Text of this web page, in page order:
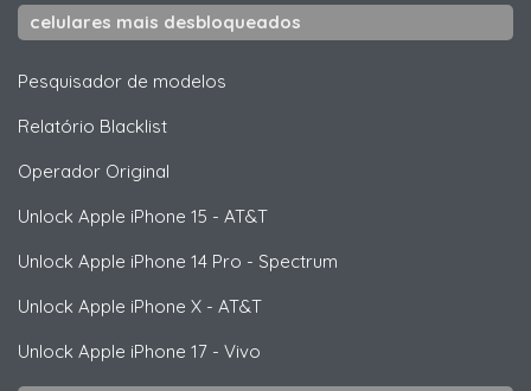
celulares mais desbloqueados
Pesquisador de modelos
Relatório Blacklist
Operador Original
Unlock Apple iPhone 15 - AT&T
Unlock Apple iPhone 14 Pro - Spectrum
Unlock Apple iPhone X - AT&T
Unlock Apple iPhone 17 - Vivo